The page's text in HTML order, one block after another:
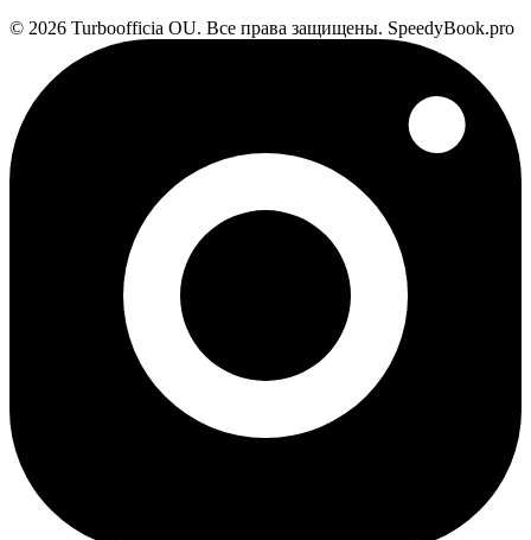
© 2026 Turboofficia OU. Все права защищены. SpeedyBook.pro